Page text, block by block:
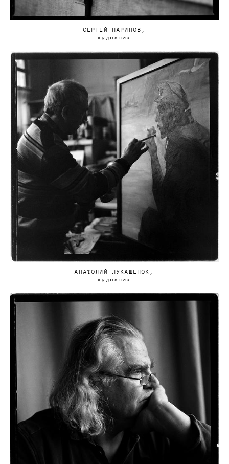
СЕРГЕЙ ПАРИНОВ,
художник
АНАТОЛИЙ ЛУКАШЕНОК,
художник